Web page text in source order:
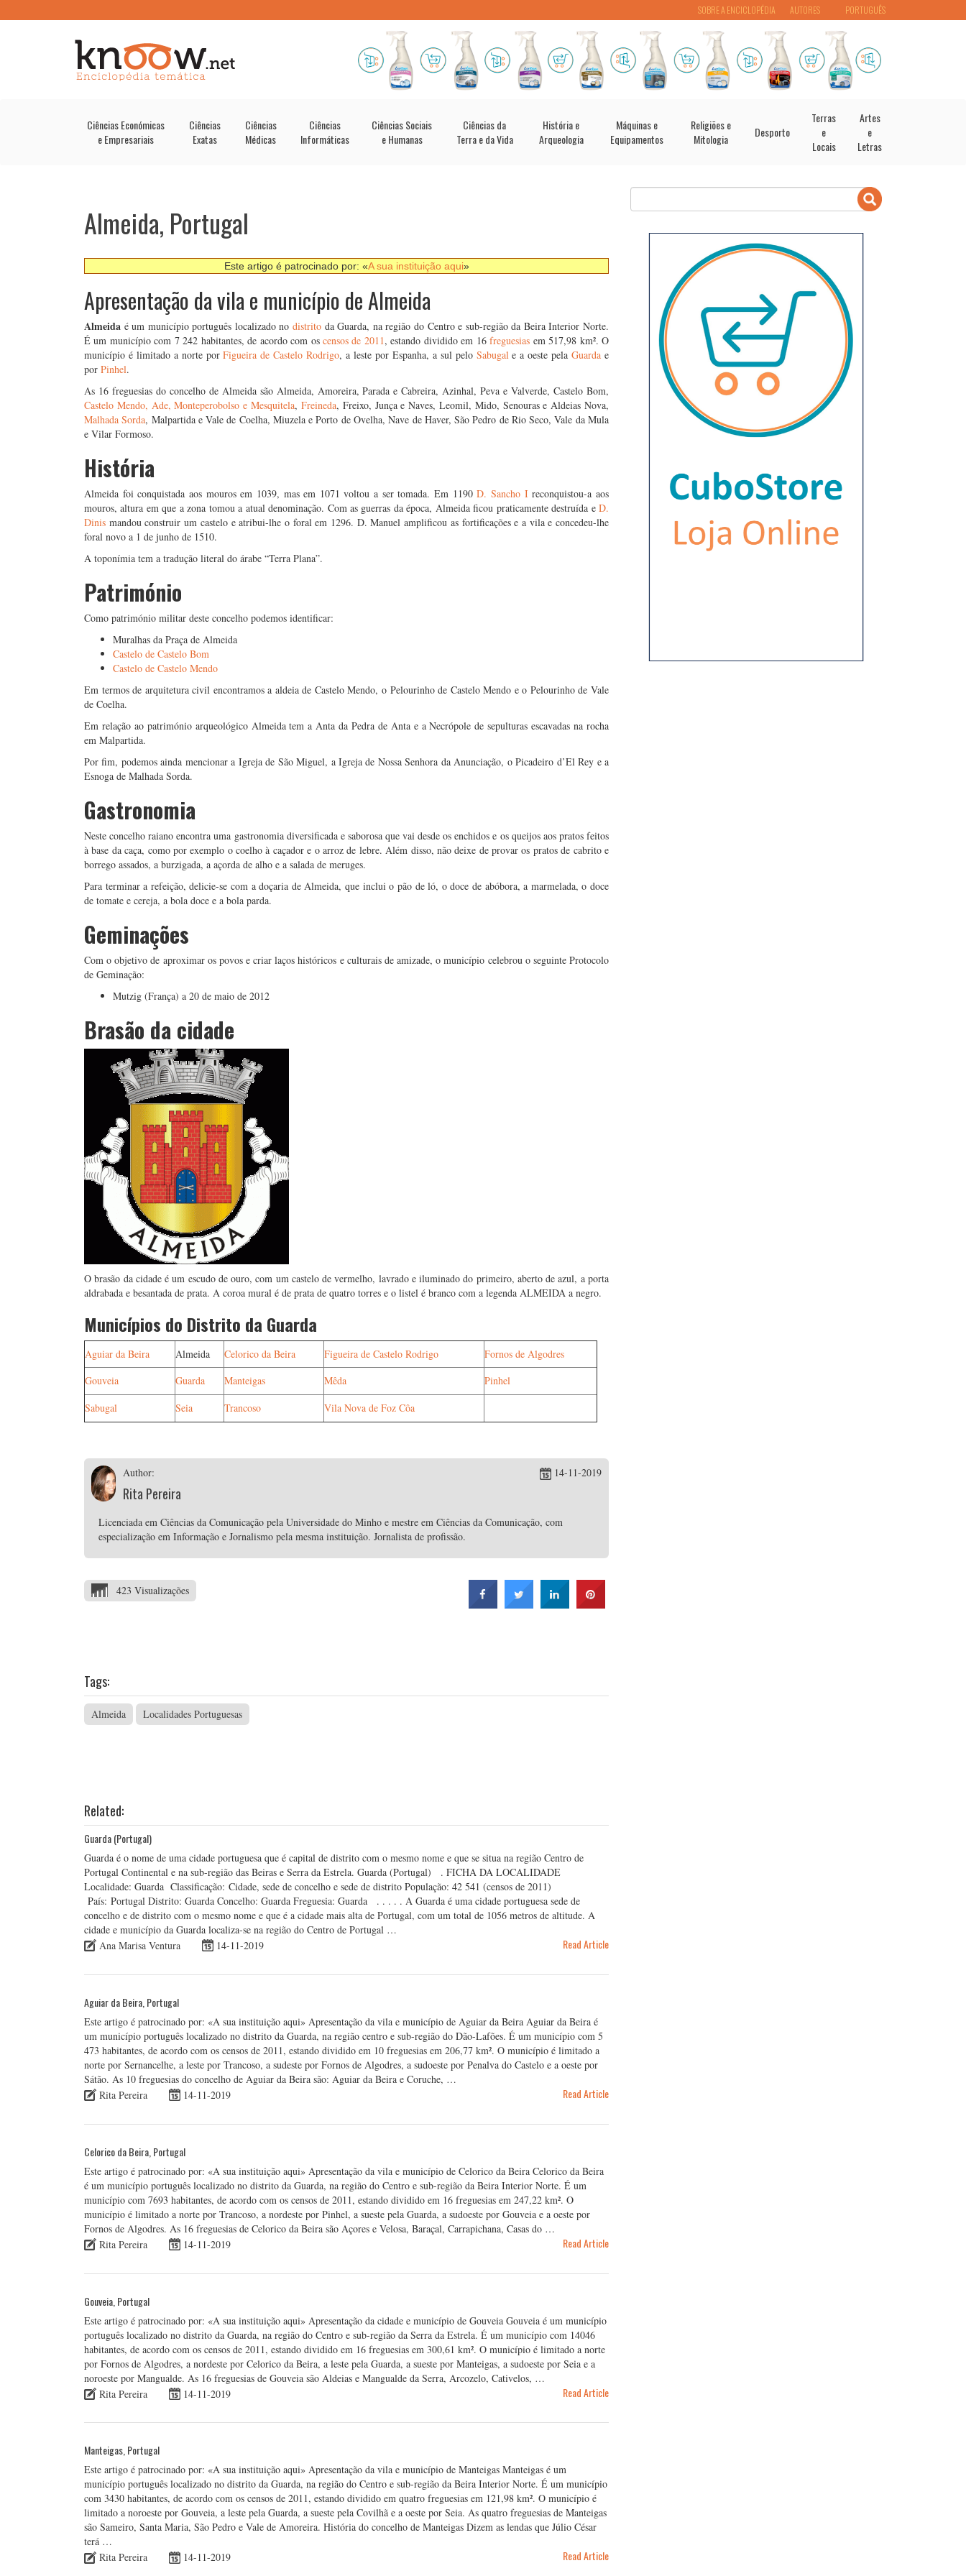
PORTUGUÊS
SOBRE A ENCICLOPÉDIA AUTORES
Ciências Económicas
e Empresariais
Ciências
Exatas
Ciências
Médicas
Ciências
Informáticas
Ciências Sociais
e Humanas
Ciências da
Terra e da Vida
História e
Arqueologia
Máquinas e
Equipamentos
Religiões e
Mitologia
Desporto
Terras
e
Locais
Artes
e
Letras
Almeida, Portugal
Este artigo é patrocinado por: «A sua instituição aqui»
Apresentação da vila e município de Almeida
Almeida é um município português localizado nodistrito da Guarda, na região do Centro e sub-região da Beira Interior Norte.
É um município com 7 242 habitantes, de acordo com os censos de 2011, estando dividido em 16freguesias em 517,98 km². O
município é limitado a norte porFigueira de Castelo Rodrigo, a leste por Espanha, a sul pelo Sabugale a oeste pelaGuarda e
por Pinhel.
As 16 freguesias do concelho de Almeida são Almeida, Amoreira, Parada e Cabreira, Azinhal, Peva e Valverde, Castelo Bom,
Castelo Mendo, Ade, Monteperobolso e Mesquitela, Freineda, Freixo, Junça e Naves, Leomil, Mido, Senouras e Aldeias Nova,
Malhada Sorda, Malpartida e Vale de Coelha, Miuzela e Porto de Ovelha, Nave de Haver, São Pedro de Rio Seco, Vale da Mula
e Vilar Formoso.
História
Almeida foi conquistada aos mouros em 1039, mas em 1071 voltou a ser tomada. Em 1190D. Sancho Ireconquistou-a aos
mouros, altura em que a zona tomou a atual denominação. Com as guerras da época, Almeida ficou praticamente destruída e D.
Dinis mandou construir um castelo e atribui-lhe o foral em 1296. D. Manuel amplificou as fortificações e a vila e concedeu-lhe
foral novo a 1 de junho de 1510.
A toponímia tem a tradução literal do árabe “Terra Plana”.
Património
Como património militar deste concelho podemos identificar:
Muralhas da Praça de Almeida
Castelo de Castelo Bom
Castelo de Castelo Mendo
Em termos de arquitetura civil encontramos a aldeia de Castelo Mendo, o Pelourinho de Castelo Mendo e o Pelourinho de Vale
de Coelha.
Em relação ao património arqueológico Almeida tem a Anta da Pedra de Anta e a Necrópole de sepulturas escavadas na rocha
em Malpartida.
Por fim, podemos ainda mencionar a Igreja de São Miguel, a Igreja de Nossa Senhora da Anunciação, o Picadeiro d’El Rey e a
Esnoga de Malhada Sorda.
Gastronomia
Neste concelho raiano encontra uma gastronomia diversificada e saborosa que vai desde os enchidos e os queijos aos pratos feitos
à base da caça, como por exemplo o coelho à caçador e o arroz de lebre. Além disso, não deixe de provar os pratos de cabrito e
borrego assados, a burzigada, a açorda de alho e a salada de meruges.
Para terminar a refeição, delicie-se com a doçaria de Almeida, que inclui o pão de ló, o doce de abóbora, a marmelada, o doce
de tomate e cereja, a bola doce e a bola parda.
Geminações
Com o objetivo de aproximar os povos e criar laços históricos e culturais de amizade, o município celebrou o seguinte Protocolo
de Geminação:
Mutzig (França) a 20 de maio de 2012
Brasão da cidade
O brasão da cidade é um escudo de ouro, com um castelo de vermelho, lavrado e iluminado do primeiro, aberto de azul, a porta
aldrabada e besantada de prata. A coroa mural é de prata de quatro torres e o listel é branco com a legenda ALMEIDA a negro.
Municípios do Distrito da Guarda
Aguiar da Beira Almeida Celorico da Beira Figueira de Castelo Rodrigo
Fornos de Algodres
Gouveia
Guarda Manteigas Mêda
Pinhel
Sabugal
Seia Trancoso Vila Nova de Foz Côa
Author:
Rita Pereira
14-11-2019
Licenciada em Ciências da Comunicação pela Universidade do Minho e mestre em Ciências da Comunicação, com
especialização em Informação e Jornalismo pela mesma instituição. Jornalista de profissão.
423 Visualizações
Tags:
Almeida Localidades Portuguesas
Related:
Guarda (Portugal)
Guarda é o nome de uma cidade portuguesa que é capital de distrito com o mesmo nome e que se situa na região Centro de
Portugal Continental e na sub-região das Beiras e Serra da Estrela. Guarda (Portugal) . FICHA DA LOCALIDADE
Localidade: Guarda Classificação: Cidade, sede de concelho e sede de distrito População: 42 541 (censos de 2011)
País: Portugal Distrito: Guarda Concelho: Guarda Freguesia: Guarda . . . . . A Guarda é uma cidade portuguesa sede de
concelho e de distrito com o mesmo nome e que é a cidade mais alta de Portugal, com um total de 1056 metros de altitude. A
cidade e município da Guarda localiza-se na região do Centro de Portugal …
Ana Marisa Ventura
14-11-2019 Read Article
Aguiar da Beira, Portugal
Este artigo é patrocinado por: «A sua instituição aqui» Apresentação da vila e município de Aguiar da Beira Aguiar da Beira é
um município português localizado no distrito da Guarda, na região centro e sub-região do Dão-Lafões. É um município com 5
473 habitantes, de acordo com os censos de 2011, estando dividido em 10 freguesias em 206,77 km². O município é limitado a
norte por Sernancelhe, a leste por Trancoso, a sudeste por Fornos de Algodres, a sudoeste por Penalva do Castelo e a oeste por
Sátão. As 10 freguesias do concelho de Aguiar da Beira são: Aguiar da Beira e Coruche, …
Rita Pereira
14-11-2019 Read Article
Celorico da Beira, Portugal
Este artigo é patrocinado por: «A sua instituição aqui» Apresentação da vila e município de Celorico da Beira Celorico da Beira
é um município português localizado no distrito da Guarda, na região do Centro e sub-região da Beira Interior Norte. É um
município com 7693 habitantes, de acordo com os censos de 2011, estando dividido em 16 freguesias em 247,22 km². O
município é limitado a norte por Trancoso, a nordeste por Pinhel, a sueste pela Guarda, a sudoeste por Gouveia e a oeste por
Fornos de Algodres. As 16 freguesias de Celorico da Beira são Açores e Velosa, Baraçal, Carrapichana, Casas do …
Rita Pereira
14-11-2019 Read Article
Gouveia, Portugal
Este artigo é patrocinado por: «A sua instituição aqui» Apresentação da cidade e município de Gouveia Gouveia é um município
português localizado no distrito da Guarda, na região do Centro e sub-região da Serra da Estrela. É um município com 14046
habitantes, de acordo com os censos de 2011, estando dividido em 16 freguesias em 300,61 km². O município é limitado a norte
por Fornos de Algodres, a nordeste por Celorico da Beira, a leste pela Guarda, a sueste por Manteigas, a sudoeste por Seia e a
noroeste por Mangualde. As 16 freguesias de Gouveia são Aldeias e Mangualde da Serra, Arcozelo, Cativelos, …
Rita Pereira
14-11-2019 Read Article
Manteigas, Portugal
Este artigo é patrocinado por: «A sua instituição aqui» Apresentação da vila e município de Manteigas Manteigas é um
município português localizado no distrito da Guarda, na região do Centro e sub-região da Beira Interior Norte. É um município
com 3430 habitantes, de acordo com os censos de 2011, estando dividido em quatro freguesias em 121,98 km². O município é
limitado a noroeste por Gouveia, a leste pela Guarda, a sueste pela Covilhã e a oeste por Seia. As quatro freguesias de Manteigas
são Sameiro, Santa Maria, São Pedro e Vale de Amoreira. História do concelho de Manteigas Dizem as lendas que Júlio César
terá …
Rita Pereira
14-11-2019 Read Article